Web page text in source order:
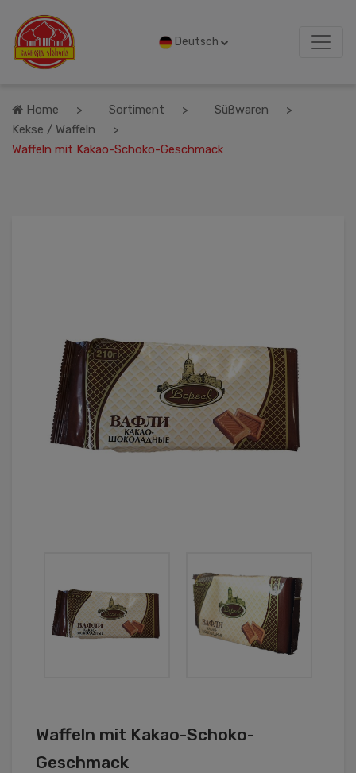
Deutsch
Home Sortiment
Süßwaren
Kekse / Waffeln
Waffeln mit Kakao-Schoko-Geschmack
Waffeln mit Kakao-Schoko-
Geschmack